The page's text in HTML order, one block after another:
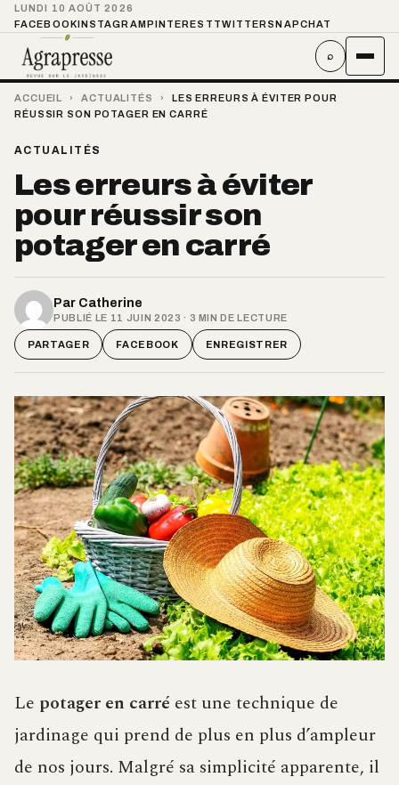
LUNDI 10 AOÛT 2026
FACEBOOKINSTAGRAMPINTEREST TWITTER SNAPCHAT
⌕
ACCUEIL › ACTUALITÉS ›
LES ERREURS À ÉVITER POUR
RÉUSSIR SON POTAGER EN CARRÉ
ACTUALITÉS
Les erreurs à éviter
pour réussir son
potager en carré
Par Catherine
PUBLIÉ LE 11 JUIN 2023 · 3 MIN DE LECTURE
PARTAGER FACEBOOK ENREGISTRER
Le potager en carré est une technique de
jardinage qui prend de plus en plus d’ampleur
de nos jours. Malgré sa simplicité apparente, il